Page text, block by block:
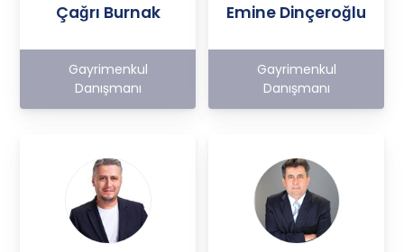
Çağrı Burnak
Gayrimenkul
Danışmanı
Emine Dinçeroğlu
Gayrimenkul
Danışmanı